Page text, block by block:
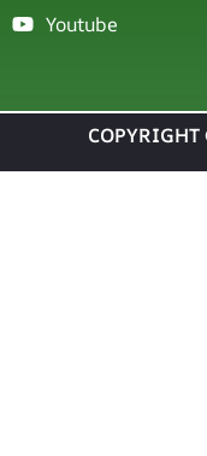
Youtube